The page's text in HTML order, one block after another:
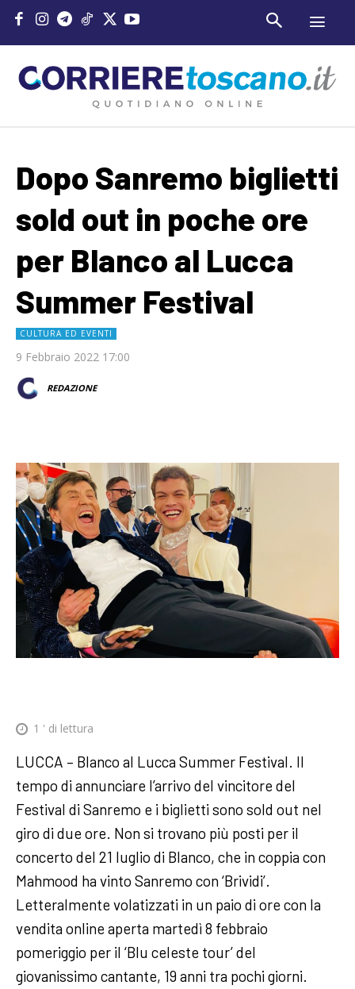
Dopo Sanremo biglietti
sold out in poche ore
per Blanco al Lucca
Summer Festival
CULTURA ED EVENTI
9 Febbraio 2022 17:00
REDAZIONE
1 ' di lettura
LUCCA – Blanco al Lucca Summer Festival. Il
tempo di annunciare l’arrivo del vincitore del
Festival di Sanremo e i biglietti sono sold out nel
giro di due ore. Non si trovano più posti per il
concerto del 21 luglio di Blanco, che in coppia con
Mahmood ha vinto Sanremo con ‘Brividi’.
Letteralmente volatizzati in un paio di ore con la
vendita online aperta martedì 8 febbraio
pomeriggio per il ‘Blu celeste tour’ del
giovanissimo cantante, 19 anni tra pochi giorni.